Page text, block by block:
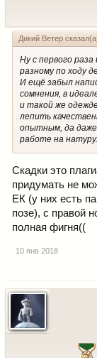
Дикий Ветер
Ну с первого
разному по ходу
И ещё забыл
сомнения, в
и такой же
лепить
опытным, да
работе на натуру.
Скадки это
придумать не
ЕК (у них есть
позе), с правой
полная фигня((
10 янв 2018